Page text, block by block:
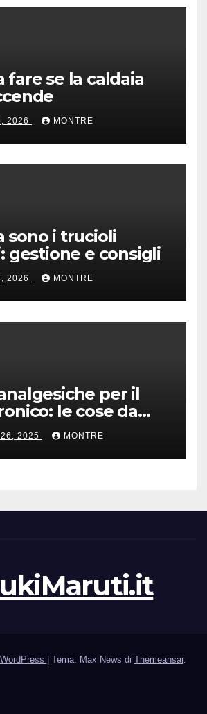
fare se la caldaia
2026 MONTRE
sono i trucioli
gestione e consigli
2026 MONTRE
per il
le cose da
2025 MONTRE
| Tema: Max News di Themeansar.